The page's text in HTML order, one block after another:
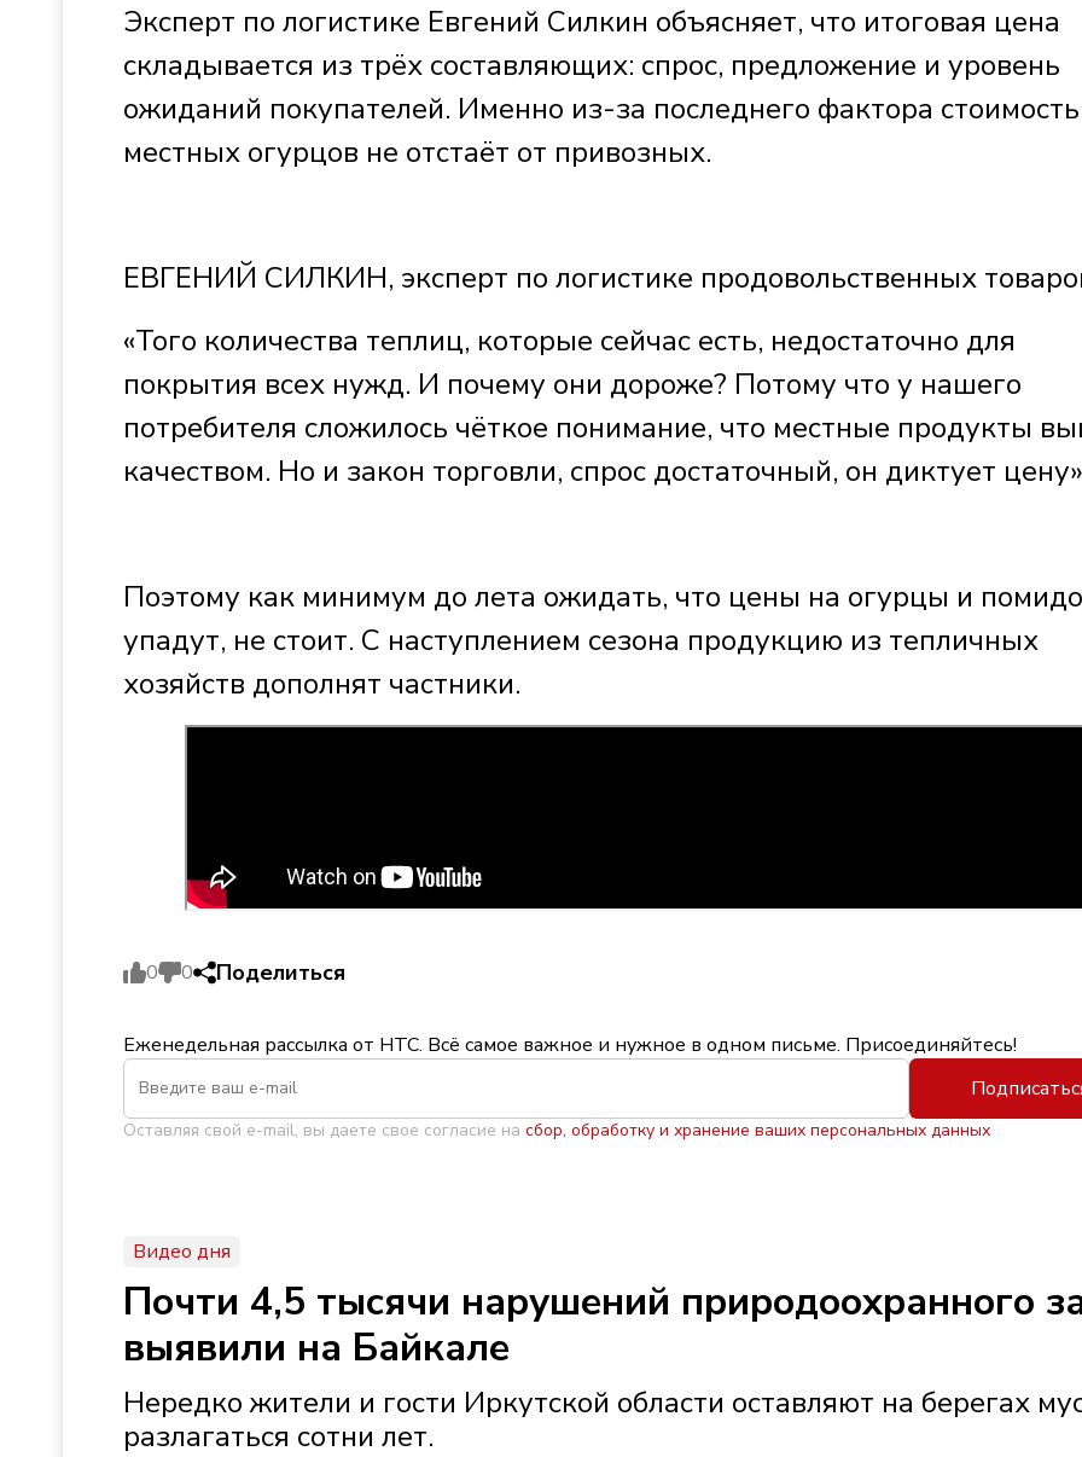
Эксперт по логистике Евгений Силкин объясняет, что итоговая цена
складывается из трёх составляющих: спрос, предложение и уровень
ожиданий покупателей. Именно из-за последнего фактора стоимость
местных огурцов не отстаёт от привозных.
ЕВГЕНИЙ СИЛКИН, эксперт по логистике продовольственных
«Того количества теплиц, которые сейчас есть, недостаточно для
покрытия всех нужд. И почему они дороже? Потому что у нашего
потребителя сложилось чёткое понимание, что местные продукты
качеством. Но и закон торговли, спрос достаточный, он диктует
Поэтому как минимум до лета ожидать, что цены на огурцы и
упадут, не стоит. С наступлением сезона продукцию из тепличных
хозяйств дополнят частники.
0 0 Поделиться
Еженедельная рассылка от НТС. Всё самое важное и нужное в одном письме. Присоединяйтесь!
Оставляя свой e-mail, вы даете свое согласие на сбор, обработку и хранение ваших персональных данных
Видео дня
Почти 4,5 тысячи нарушений природоохранного
выявили на Байкале
Нередко жители и гости Иркутской области оставляют на берегах
разлагаться сотни лет.